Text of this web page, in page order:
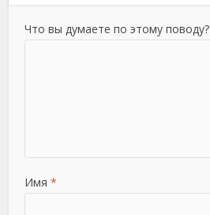
Что вы думаете по этому поводу?
Имя *